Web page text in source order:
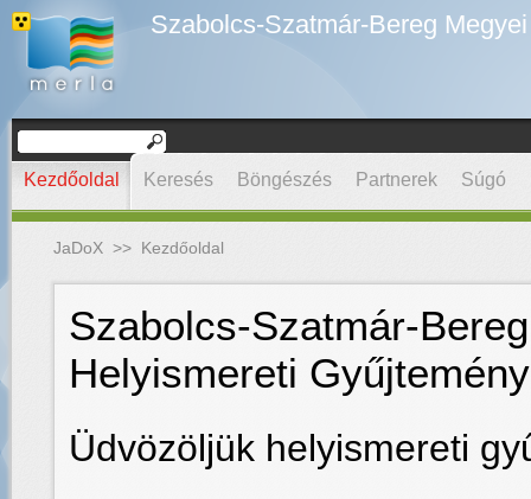
Szabolcs-Szatmár-Bereg
Kezdőoldal Keresés Böngészés Partnerek Súgó
JaDoX >> Kezdőoldal
Szabolcs-Szatmár-
Helyismereti Gyűjtemény
Üdvözöljük helyismereti